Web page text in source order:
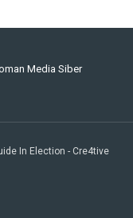
Media Siber
In Election - Cre4tive